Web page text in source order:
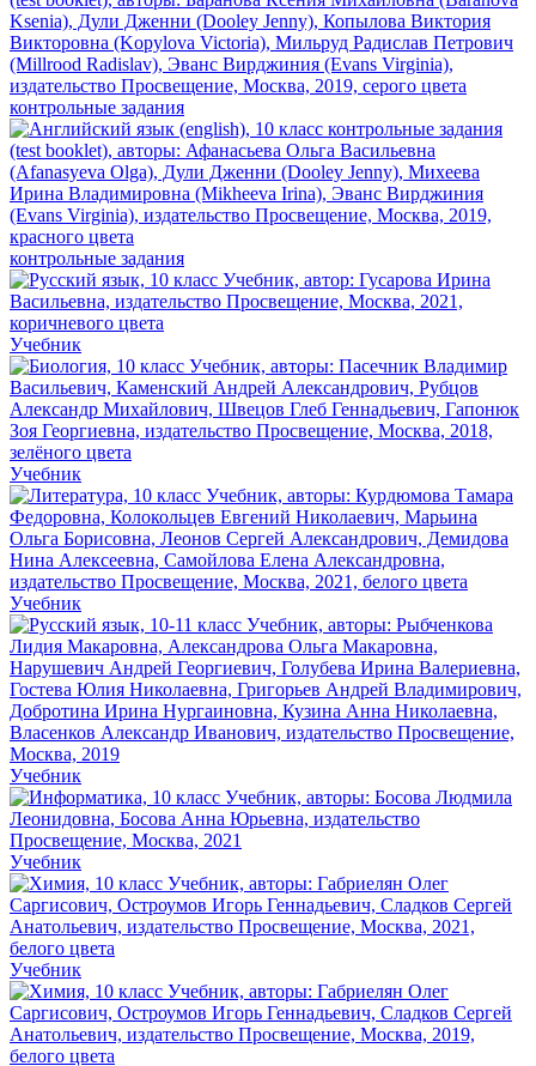
контрольные задания
контрольные задания
Учебник
Учебник
Учебник
Учебник
Учебник
Учебник